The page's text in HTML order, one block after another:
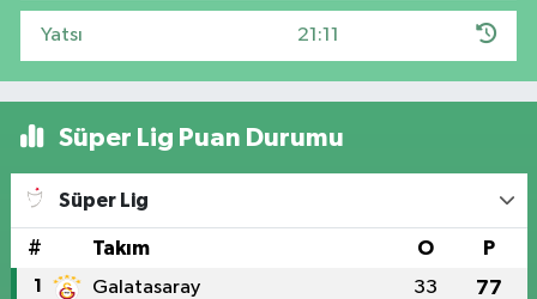
Yatsı 21:11
Süper Lig Puan Durumu
Süper Lig
# Takım O P
1 Galatasaray 33 77